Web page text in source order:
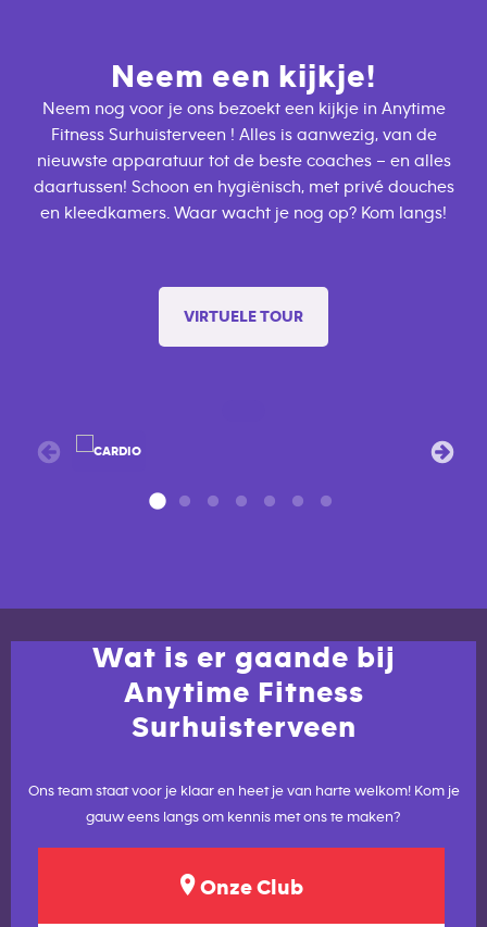
Neem een kijkje!
Neem nog voor je ons bezoekt een kijkje in Anytime
Fitness Surhuisterveen ! Alles is aanwezig, van de
nieuwste apparatuur tot de beste coaches – en alles
daartussen! Schoon en hygiënisch, met privé douches
en kleedkamers. Waar wacht je nog op? Kom langs!
VIRTUELE TOUR
Wat is er gaande bij
Anytime Fitness
Surhuisterveen
Ons team staat voor je klaar en heet je van harte welkom! Kom je
gauw eens langs om kennis met ons te maken?
Onze Club